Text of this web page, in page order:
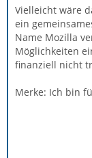
Vielleicht wäre
ein
Name Mozilla
Möglichkeiten
finanziell nicht
Merke: Ich bin